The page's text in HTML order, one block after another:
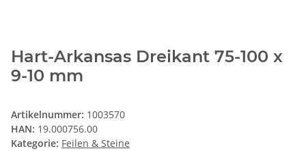
Hart-Arkansas Dreikant 75-100 x
9-10 mm
Artikelnummer: 1003570
HAN: 19.000756.00
Kategorie: Feilen & Steine